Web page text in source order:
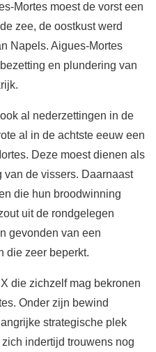
Mortes moest de vorst een
zee, de oostkust werd
Napels. Aigues-Mortes
en plundering van
al nederzettingen in de
al in de achtste eeuw een
Deze moest dienen als
van de vissers. Daarnaast
die hun broodwinning
uit de rondgelegen
gevonden van een
die zeer beperkt.
die zichzelf mag bekronen
Onder zijn bewind
strategische plek
indertijd trouwens nog